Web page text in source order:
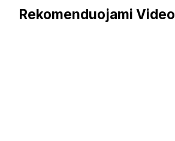
Rekomenduojami Video